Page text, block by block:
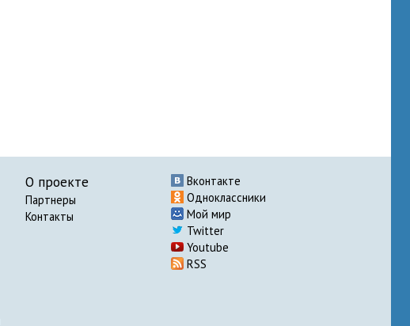
О проекте
Партнеры
Контакты
Вконтакте
Одноклассники
Мой мир
Twitter
Youtube
RSS